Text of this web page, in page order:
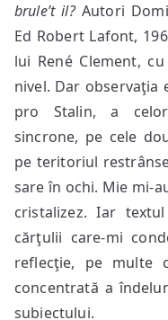
brule’t il?Autori
Ed Robert Lafont,
lui René Clement,
nivel. Dar observaţia
pro Stalin, a
sincrone, pe cele
pe teritoriul
sare în ochi. Mie mi-
cristalizez. Iar
cărţulii care-mi
reflecţie, pe multe
concentrată a
subiectului.